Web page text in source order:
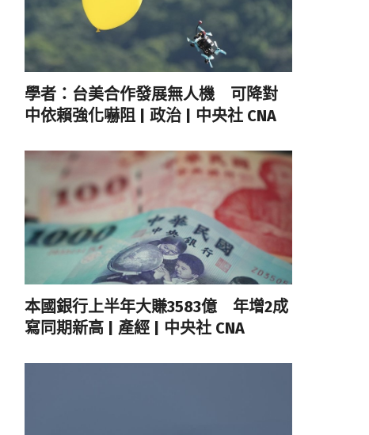
學者：台美合作發展無人機 可降對
中依賴強化嚇阻 | 政治 | 中央社 CNA
本國銀行上半年大賺3583億 年增2成
寫同期新高 | 產經 | 中央社 CNA